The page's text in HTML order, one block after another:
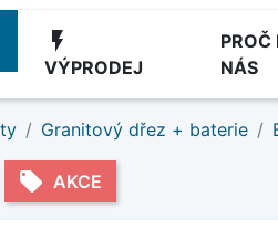
flash_on
VÝPRODEJ
PROČ
NÁS
Granitový dřez + baterie
local_offer AKCE